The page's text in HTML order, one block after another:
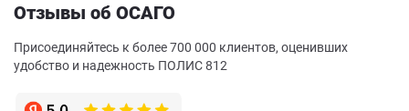
Отзывы об ОСАГО
Присоединяйтесь к более 700 000 клиентов, оценивших
удобство и надежность ПОЛИС 812